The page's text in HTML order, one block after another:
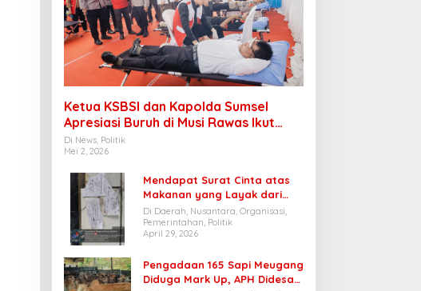
Ketua KSBSI dan Kapolda Sumsel
Apresiasi Buruh di Musi Rawas Ikut
Donor Darah
Di News, Politik
Mei 2, 2026
Mendapat Surat Cinta atas
Makanan yang Layak dari
Siswa, Forwatu Banten: Dapur
SPPG Cibungur Pasir patut
dijadikan Contoh
Di Daerah, Nusantara, Organisasi,
Pemerintahan, Politik
April 29, 2026
Pengadaan 165 Sapi Meugang
Diduga Mark Up, APH Didesak